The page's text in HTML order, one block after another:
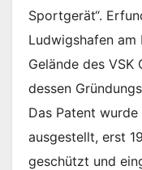
Sportgerät“.
Ludwigshafen am
Gelände des VSK
dessen
Das Patent
ausgestellt, erst
geschützt und